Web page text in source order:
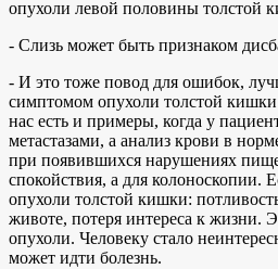
опухоли левой половины толстой
- Слизь может быть признаком
- И это тоже повод для ошибок,
симптомом опухоли толстой
нас есть и примеры, когда у
метастазами, а анализ крови в
при появившихся нарушениях
спокойствия, а для колоноскопии.
опухоли толстой кишки:
животе, потеря интереса к жизни.
опухоли. Человеку стало
может идти болезнь.